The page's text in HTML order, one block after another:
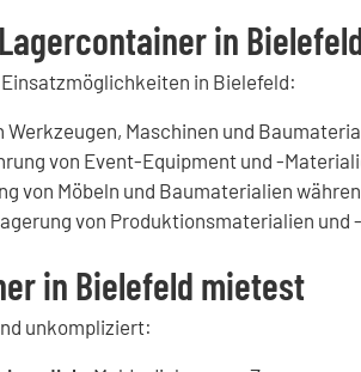
in
in Bielefeld:
Maschinen und
von Event-Equipment und -
von Möbeln und Baumaterialien
von Produktionsmaterialien und
in Bielefeld mietest
unkompliziert: